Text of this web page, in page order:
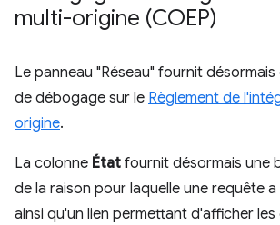
multi-origine (COEP)
Le panneau "Réseau" fournit
de débogage sur le Règlement de
origine.
La colonne État fournit désormais une
de la raison pour laquelle une requête
ainsi qu'un lien permettant d'afficher